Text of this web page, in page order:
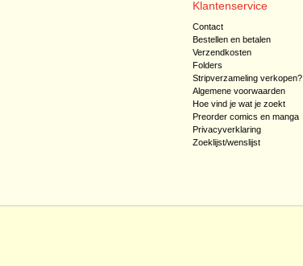
Klantenservice
Contact
Bestellen en betalen
Verzendkosten
Folders
Stripverzameling verkopen?
Algemene voorwaarden
Hoe vind je wat je zoekt
Preorder comics en manga
Privacyverklaring
Zoeklijst/wenslijst